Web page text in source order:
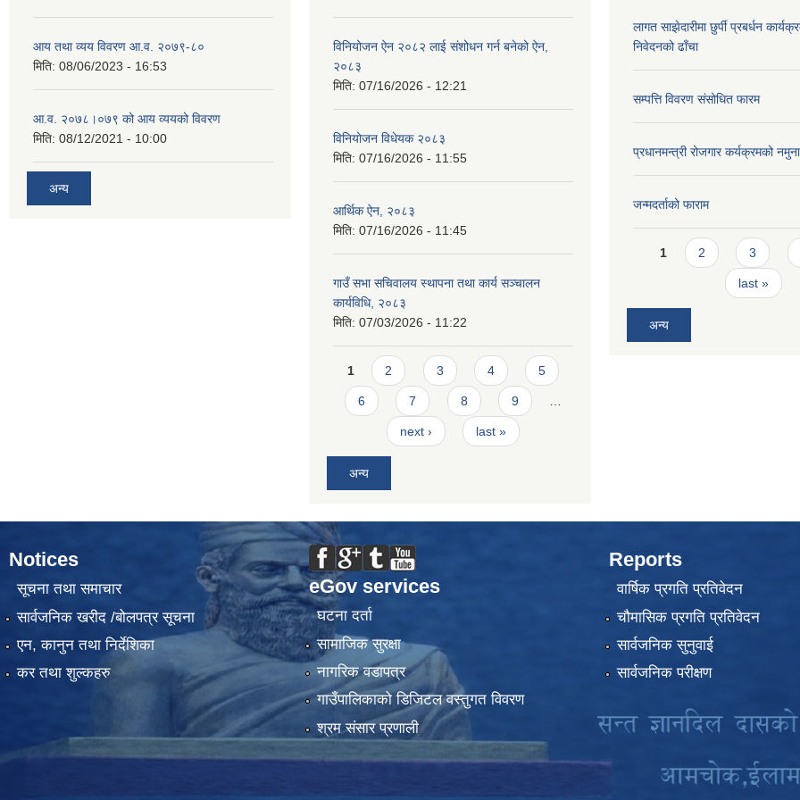
आय तथा व्यय विवरण आ.व. २०७९-८०
मिति: 08/06/2023 - 16:53
आ.व. २०७८।०७९ को आय व्ययको विवरण
मिति: 08/12/2021 - 10:00
अन्य
विनियोजन ऐन २०८२ लाई संशोधन गर्न बनेको ऐन,
२०८३
मिति: 07/16/2026 - 12:21
विनियोजन विधेयक २०८३
मिति: 07/16/2026 - 11:55
आर्थिक ऐन, २०८३
मिति: 07/16/2026 - 11:45
गाउँ सभा सचिवालय स्थापना तथा कार्य सञ्चालन
कार्यविधि, २०८३
मिति: 07/03/2026 - 11:22
Pages
1 2 3 4 5
6 7 8 9 …
next › last »
अन्य
लागत साझेदारीमा छुर्पी प्रबर्धन
निवेदनको ढाँचा
सम्पत्ति विवरण संसोधित फारम
प्रधानमन्त्री रोजगार कर्यक्रमको
जन्मदर्ताको फाराम
Pages
1 2 3
last »
अन्य
Notices
सूचना तथा समाचार
सार्वजनिक खरीद /बोलपत्र सूचना
एन, कानुन तथा निर्देशिका
कर तथा शुल्कहरु
eGov services
घटना दर्ता
सामाजिक सुरक्षा
नागरिक वडापत्र
गाउँपालिकाको डिजिटल वस्तुगत विवरण
श्रम संसार प्रणाली
Reports
वार्षिक प्रगति प्रतिवेदन
चौमासिक प्रगति प्रतिवेदन
सार्वजनिक सुनुवाई
सार्वजनिक परीक्षण